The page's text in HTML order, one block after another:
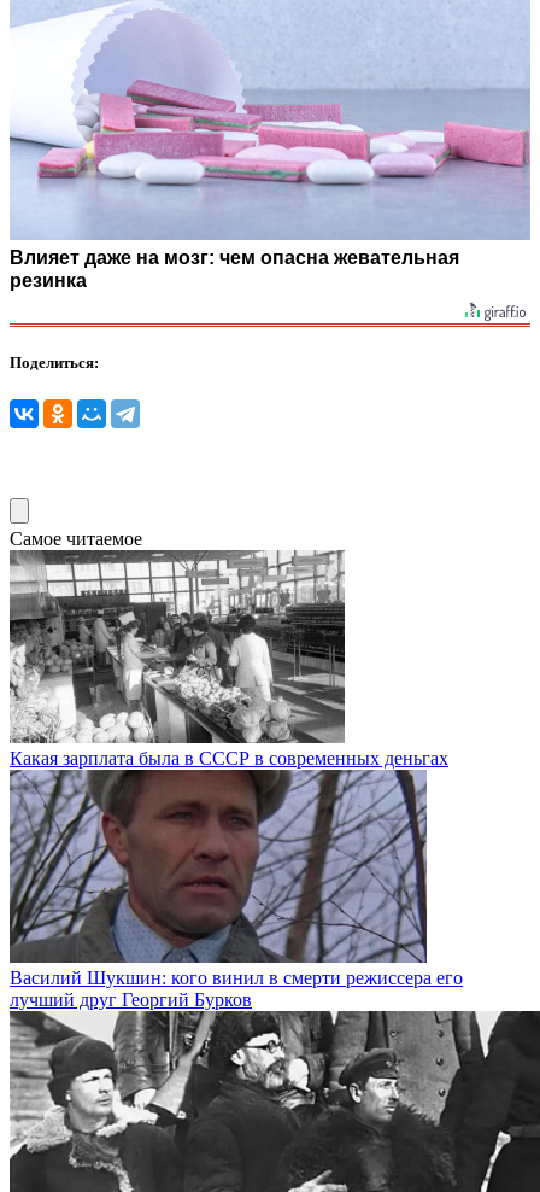
Влияет даже на мозг: чем опасна жевательная
резинка
Поделиться:
Самое читаемое
Какая зарплата была в СССР в современных деньгах
Василий Шукшин: кого винил в смерти режиссера его
лучший друг Георгий Бурков